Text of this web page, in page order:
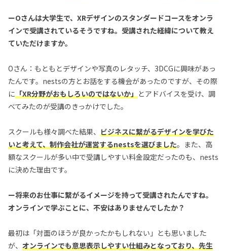
ーOさんは大学生で、XRデザインのスタンダードコースをオンラ
インで受講されているそうですね。受講された経緯について教え
ていただけますか。
Oさん：もともとデザインや写真のレタッチ、3DCGに興味があっ
たんです。nestsの方とお話をする機会があったのですが、その際
に 「XR分野がおもしろいのではないか」 とアドバイスを受け、調
べてみたのが受講のきっかけでした。
スクールも様々調べた結果、 ビジネスに繋がるデザインを学びた
いと考えて、制作会社が運営するnestsを選びました。また、高
額なスクールが多い中で受講しやすい料金設定だったのも、nests
に決めた理由です。
ー将来のお仕事に繋がるイメージを持って受講されたんですね。
オンラインで学ぶことに、不安はありませんでしたか？
最初は「対面のほうが良かったかもしれない」とも思いました
が、 オンラインでも意思表示しやすい仕組みとなっており、先生